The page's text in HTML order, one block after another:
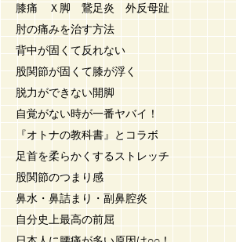
膝痛 Ｘ脚 鵞足炎 外反母趾
肘の痛みを治す方法
背中が固くて反れない
股関節が固くて膝が浮く
脱力ができない開脚
自覚がない時が一番ヤバイ！
『オトナの教科書』とコラボ
足首を柔らかくするストレッチ
股関節のつまり感
鼻水・鼻詰まり・副鼻腔炎
自分史上最高の前屈